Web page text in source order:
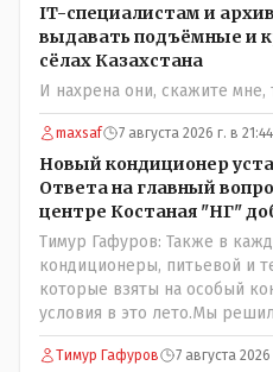
IT-специалистам и
выдавать подъёмные и
сёлах Казахстана
И нахрена они, скажите
maxsaf 7 августа 2026 г. в 21:44
Новый кондиционер
Ответа на главный
центре Костаная "НГ"
Тимур Гафуров: Также в
кондиционеры, питьевой и
которые взяты на особый
условия в это лето.Мы
Вы считаете иначе?Ну тут
комментарий прозвучал на
Тимур Гафуров 7 августа 2026